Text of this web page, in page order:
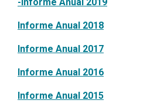
Meeting Minutes
Nondiscrimination Notice
Informe Anual 2018
Informe Anual 2017
Informe Anual 2016
Informe Anual 2015